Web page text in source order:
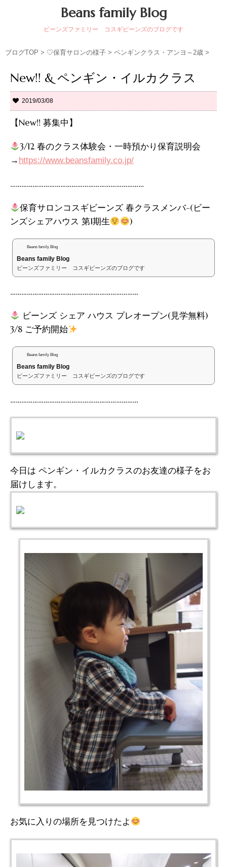
Beans family Blog
ビーンズファミリー コスギビーンズのブログです
ブログTOP > ♡保育サロンの様子 > ペンギンクラス・アンヨ～2歳 >
New!! & ペンギン・イルカクラス
2019/03/08
【New!! 募集中】
3/12 春のクラス体験会・一時預かり保育説明会
→ https://www.beansfamily.co.jp/
………………………………………………………………
保育サロンコスギビーンズ 春クラスメンバ-(ビー
ンズシェアハウス 第1期生
)
Beans family Blog
Beans family Blog
ビーンズファミリー コスギビーンズのブログです
……………………………………………………………
ビーンズ シェア ハウス プレオープン(見学無料)
3/8 ご予約開始
Beans family Blog
Beans family Blog
ビーンズファミリー コスギビーンズのブログです
……………………………………………………………
今日は ペンギン・イルカクラスのお友達の様子をお
届けします。
お気に入りの場所を見つけたよ